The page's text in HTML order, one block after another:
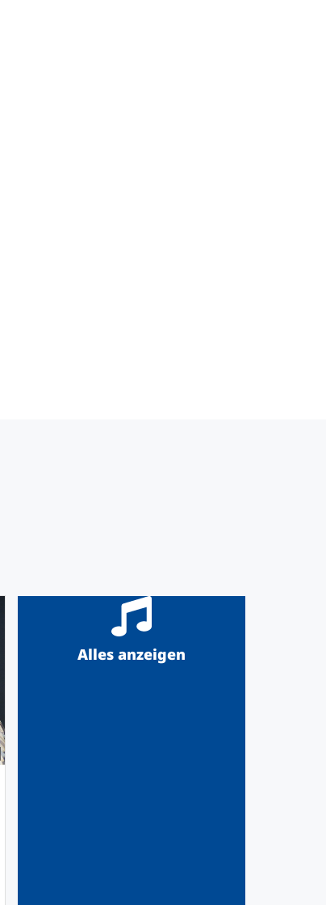
Alles anzeigen